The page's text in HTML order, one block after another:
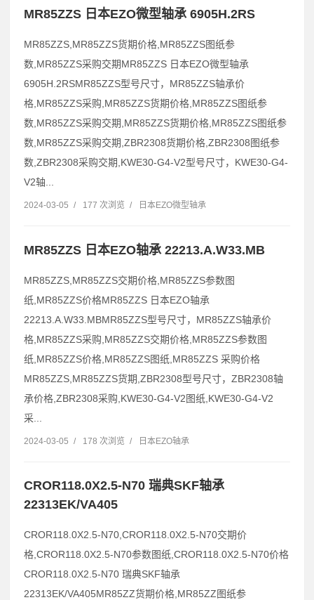
MR85ZZS 日本EZO微型轴承 6905H.2RS
MR85ZZS,MR85ZZS货期价格,MR85ZZS图纸参
数,MR85ZZS采购交期MR85ZZS 日本EZO微型轴承
6905H.2RSMR85ZZS型号尺寸，MR85ZZS轴承价
格,MR85ZZS采购,MR85ZZS货期价格,MR85ZZS图纸参
数,MR85ZZS采购交期,MR85ZZS货期价格,MR85ZZS图纸参
数,MR85ZZS采购交期,ZBR2308货期价格,ZBR2308图纸参
数,ZBR2308采购交期,KWE30-G4-V2型号尺寸，KWE30-G4-
V2轴...
2024-03-05 / 177 次浏览 / 日本EZO微型轴承
MR85ZZS 日本EZO轴承 22213.A.W33.MB
MR85ZZS,MR85ZZS交期价格,MR85ZZS参数图
纸,MR85ZZS价格MR85ZZS 日本EZO轴承
22213.A.W33.MBMR85ZZS型号尺寸，MR85ZZS轴承价
格,MR85ZZS采购,MR85ZZS交期价格,MR85ZZS参数图
纸,MR85ZZS价格,MR85ZZS图纸,MR85ZZS 采购价格
MR85ZZS,MR85ZZS货期,ZBR2308型号尺寸，ZBR2308轴
承价格,ZBR2308采购,KWE30-G4-V2图纸,KWE30-G4-V2
采...
2024-03-05 / 178 次浏览 / 日本EZO轴承
CROR118.0X2.5-N70 瑞典SKF轴承
22313EK/VA405
CROR118.0X2.5-N70,CROR118.0X2.5-N70交期价
格,CROR118.0X2.5-N70参数图纸,CROR118.0X2.5-N70价格
CROR118.0X2.5-N70 瑞典SKF轴承
22313EK/VA405MR85ZZ货期价格,MR85ZZ图纸参